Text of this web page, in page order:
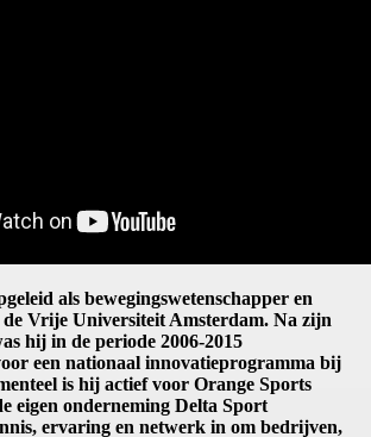
als bewegingswetenschapper en
de Vrije Universiteit Amsterdam. Na zijn
hij in de periode 2006-2015
een nationaal innovatieprogramma bij
is hij actief voor Orange Sports
eigen onderneming Delta Sport
ervaring en netwerk in om bedrijven,